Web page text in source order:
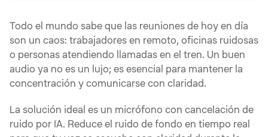
Todo el mundo sabe que las reuniones de hoy en día
son un caos: trabajadores en remoto, oficinas ruidosas
o personas atendiendo llamadas en el tren. Un buen
audio ya no es un lujo; es esencial para mantener la
concentración y comunicarse con claridad.
La solución ideal es un micrófono con cancelación de
ruido por IA. Reduce el ruido de fondo en tiempo real